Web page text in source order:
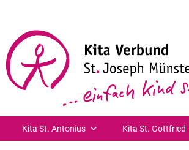
Kita St. Antonius Kita St. Gottfried
eine Stellenausschreibung,
passt sich der Inhaltsmenge
werden. Die Meldung kann